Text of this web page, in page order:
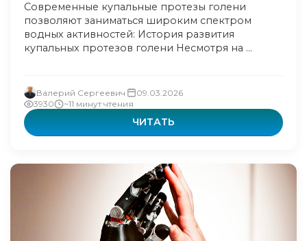
Современные купальные протезы голени
позволяют заниматься широким спектром
водных активностей: История развития
купальных протезов голени Несмотря на ...
Валерий Сергеевич
09.03.2026
3930
~11 минут чтения
ЧИТАТЬ